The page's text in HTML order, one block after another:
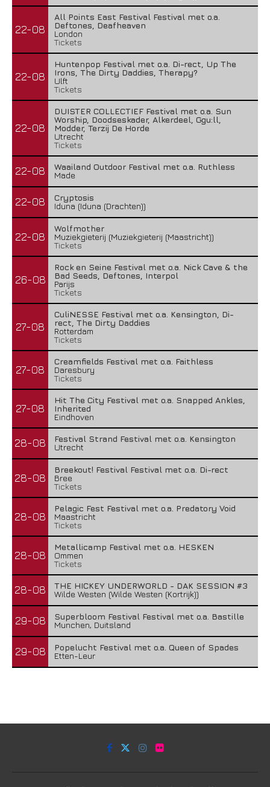
22-08
All Points East Festival Festival met o.a.
Deftones, Deafheaven
London
Tickets
22-08
Huntenpop Festival met o.a. Di-rect, Up The
Irons, The Dirty Daddies, Therapy?
Ulft
Tickets
22-08
DUISTER COLLECTIEF Festival met o.a. Sun
Worship, Doodseskader, Alkerdeel, Ggu:ll,
Modder, Terzij De Horde
Utrecht
Tickets
22-08
Waailand Outdoor Festival met o.a. Ruthless
Made
22-08
Cryptosis
Iduna (Iduna (Drachten))
22-08
Wolfmother
Muziekgieterij (Muziekgieterij (Maastricht))
Tickets
26-08
Rock en Seine Festival met o.a. Nick Cave & the
Bad Seeds, Deftones, Interpol
Parijs
Tickets
27-08
CuliNESSE Festival met o.a. Kensington, Di-
rect, The Dirty Daddies
Rotterdam
Tickets
27-08
Creamfields Festival met o.a. Faithless
Daresbury
Tickets
27-08
Hit The City Festival met o.a. Snapped Ankles,
Inherited
Eindhoven
28-08
Festival Strand Festival met o.a. Kensington
Utrecht
28-08
Breekout! Festival Festival met o.a. Di-rect
Bree
Tickets
28-08
Pelagic Fest Festival met o.a. Predatory Void
Maastricht
Tickets
28-08
Metallicamp Festival met o.a. HESKEN
Ommen
Tickets
28-08
THE HICKEY UNDERWORLD - DAK SESSION #3
Wilde Westen (Wilde Westen (Kortrijk))
29-08
Superbloom Festival Festival met o.a. Bastille
Munchen, Duitsland
29-08
Popelucht Festival met o.a. Queen of Spades
Etten-Leur